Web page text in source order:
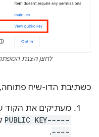
לחצן הצגת המפתח
כשתיבת הדו-שיח
מעתיקים את הקוד
PUBLIC KEY-----
----
.